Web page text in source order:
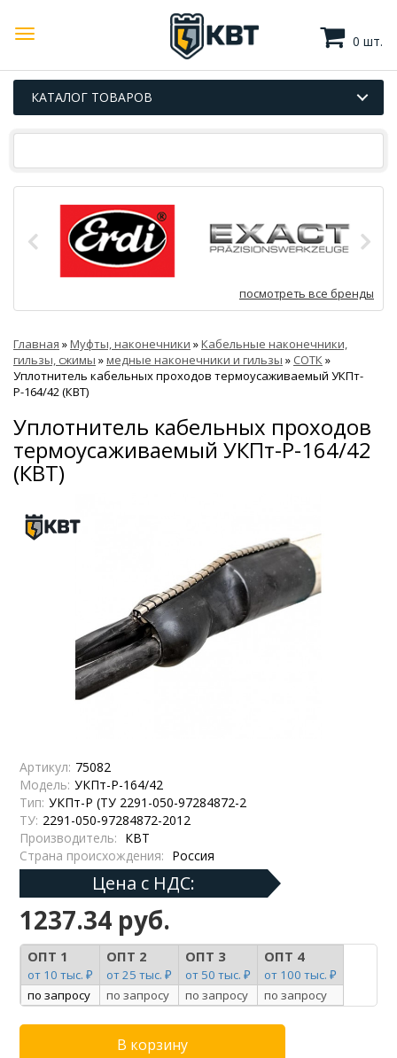
0 шт.
КАТАЛОГ ТОВАРОВ
посмотреть все бренды
Главная »Муфты, наконечники »Кабельные наконечники,
гильзы, сжимы »медные наконечники и гильзы » СОТК »
Уплотнитель кабельных проходов термоусаживаемый УКПт-
Р-164/42 (КВТ)
Уплотнитель кабельных проходов
термоусаживаемый УКПт-Р-164/42
(КВТ)
Артикул: 75082
Модель: УКПт-Р-164/42
Тип: УКПт-Р (ТУ 2291-050-97284872-2
ТУ: 2291-050-97284872-2012
Производитель: КВТ
Страна происхождения: Россия
Цена с НДС:
1237.34 руб.
ОПТ 1
от 10 тыс. ₽
ОПТ 2
от 25 тыс. ₽
ОПТ 3
от 50 тыс. ₽
ОПТ 4
от 100 тыс. ₽
по запросу
по запросу по запросу по запросу